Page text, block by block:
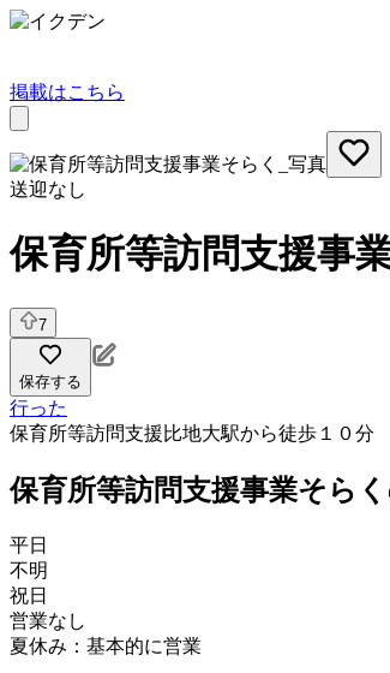
掲載はこちら
送迎なし
保育所等訪問支援事
7
保存する
行った
保育所等訪問支援比地大駅から徒歩１０分
保育所等訪問支援事業そら
平日
不明
祝日
営業なし
夏休み：基本的に営業